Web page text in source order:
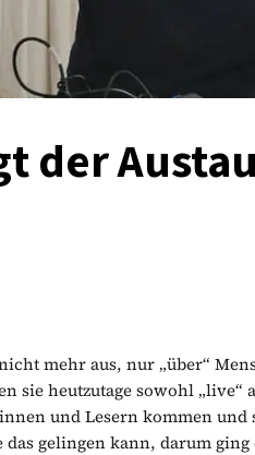
der
mehr aus, nur „über“
sie heutzutage sowohl „live“
und Lesern kommen und
gelingen kann, darum ging